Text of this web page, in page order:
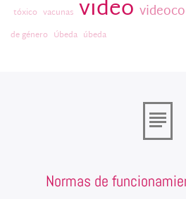
tóxico vacunas video
de género Úbeda úbeda
Normas de